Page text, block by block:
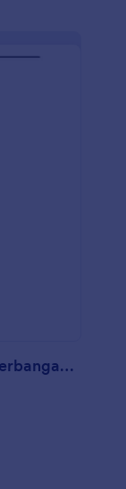
Formulir Ppdb 2021 Smkn Penerbangan Aceh